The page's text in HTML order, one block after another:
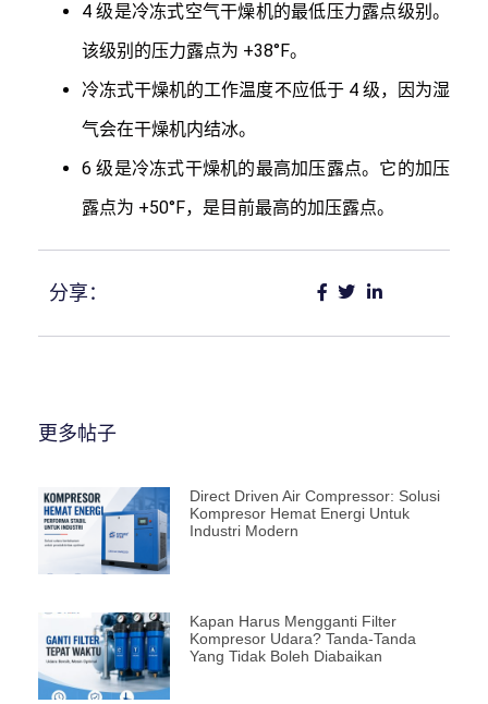
4 级是冷冻式空气干燥机的最低压力露点级别。
该级别的压力露点为 +38°F。
冷冻式干燥机的工作温度不应低于 4 级，因为湿
气会在干燥机内结冰。
6 级是冷冻式干燥机的最高加压露点。它的加压
露点为 +50°F，是目前最高的加压露点。
分享：
更多帖子
Direct Driven Air Compressor: Solusi
Kompresor Hemat Energi Untuk
Industri Modern
Kapan Harus Mengganti Filter
Kompresor Udara? Tanda-Tanda
Yang Tidak Boleh Diabaikan